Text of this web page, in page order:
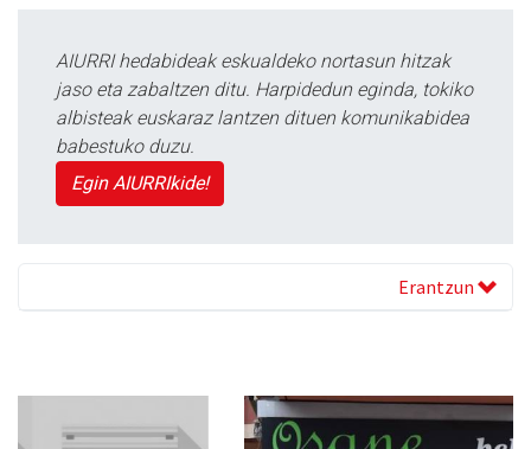
AIURRI hedabideak eskualdeko nortasun hitzak
jaso eta zabaltzen ditu. Harpidedun eginda, tokiko
albisteak euskaraz lantzen dituen komunikabidea
babestuko duzu.
Egin AIURRIkide!
Erantzun